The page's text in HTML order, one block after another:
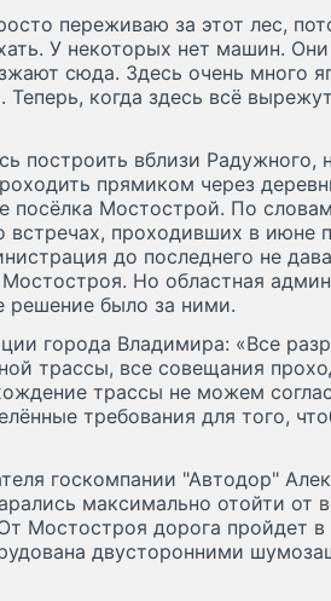
переживаю за этот лес,
У некоторых нет машин.
сюда. Здесь очень много
когда здесь всё
построить вблизи Радужного,
прямиком через
посёлка Мостострой. По
проходивших в июне
до последнего не
Но областная
решение было за ними.
города Владимира: «Все
трассы, все совещания
трассы не можем
требования для того,
госкомпании "Автодор"
максимально отойти от
Мостостроя дорога пройдет в
двусторонними